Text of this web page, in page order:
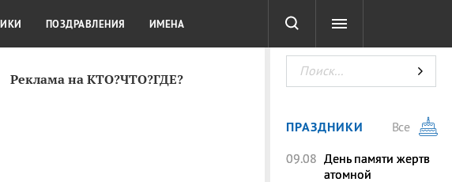
Реклама на КТО?ЧТО?ГДЕ?
КРАСОТА ТЕСТЫ
ПОЗДРАВЛЕНИЯ ИМЕНА
ПРАЗДНИКИ
Все
09.08 День памяти жертв
атомной